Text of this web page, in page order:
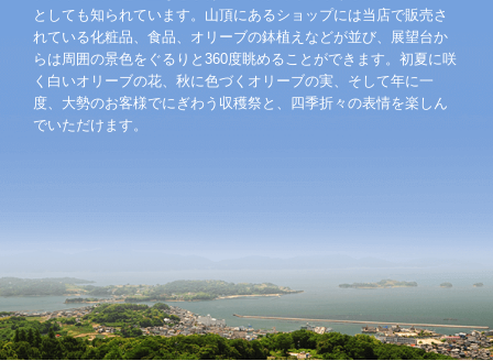
としても知られています。山頂にあるショップには当店で販売さ
れている化粧品、食品、オリーブの鉢植えなどが並び、展望台か
らは周囲の景色をぐるりと360度眺めることができます。初夏に咲
く白いオリーブの花、秋に色づくオリーブの実、そして年に一
度、大勢のお客様でにぎわう収穫祭と、四季折々の表情を楽しん
でいただけます。